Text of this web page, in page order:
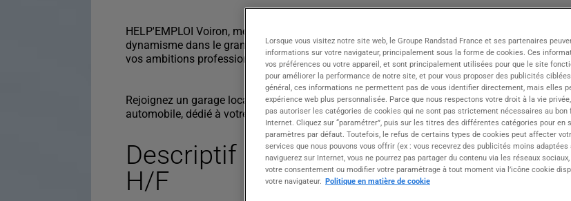
HELP'EMPLOI Voiron, membre du Groupe ATOLL, relie talents et employeurs avec
dynamisme dans le grand Sud-Est. Profitez d'un réseau sans limites, ouvert à toutes
vos ambitions professionnelles.
Rejoignez un garage local à Charnècles spécialisé en entretien et réparation
automobile, dédié à votre service.
Descriptif du poste : CARROSSIER
H/F
Lorsque vous visitez notre site web, le Groupe Randstad France et ses partenaires
informations sur votre navigateur, principalement sous la forme de cookies. Ces
vos préférences ou votre appareil, et sont principalement utilisées pour que le site
pour améliorer la performance de notre site, et pour vous proposer des publicités
général, ces informations ne permettent pas de vous identifier directement, mais elles
expérience web plus personnalisée. Parce que nous respectons votre droit à la vie
pas autoriser les catégories de cookies qui ne sont pas strictement nécessaires au
Internet. Cliquez sur “paramétrer”, puis sur les titres des différentes catégories pour en
paramètres par défaut. Toutefois, le refus de certains types de cookies peut affecter
services que nous pouvons vous offrir (ex : vous recevrez des publicités moins
naviguerez sur Internet, vous ne pourrez pas partager du contenu via les réseaux
votre consentement ou modifier votre paramétrage à tout moment via l’icône cookie
votre navigateur. Politique en matière de cookie